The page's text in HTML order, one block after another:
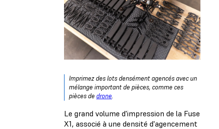
Imprimez des lots densément agencés avec un
mélange important de pièces, comme ces
pièces dedrone.
Le grand volume d'impression de la Fuse
X1, associé à une densité d'agencement